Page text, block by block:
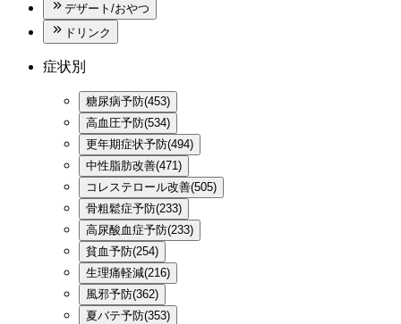
デザート/おやつ
ドリンク
症状別
糖尿病予防(453)
高血圧予防(534)
更年期症状予防(494)
中性脂肪改善(471)
コレステロール改善(505)
骨粗鬆症予防(233)
高尿酸血症予防(233)
貧血予防(254)
生理痛軽減(216)
風邪予防(362)
夏バテ予防(353)